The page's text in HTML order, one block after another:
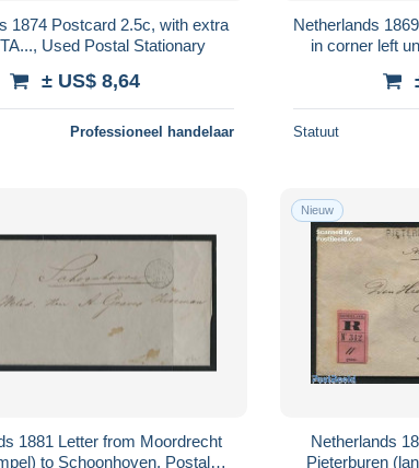
with extra
Used Postal Stationary
± US$ 8,64
Professioneel handelaar
Netherlands
in corner left
Statuut
1881 Letter from Moordrecht
to Schoonhoven, Postal
Nieuw
Netherlands
Pieterburen